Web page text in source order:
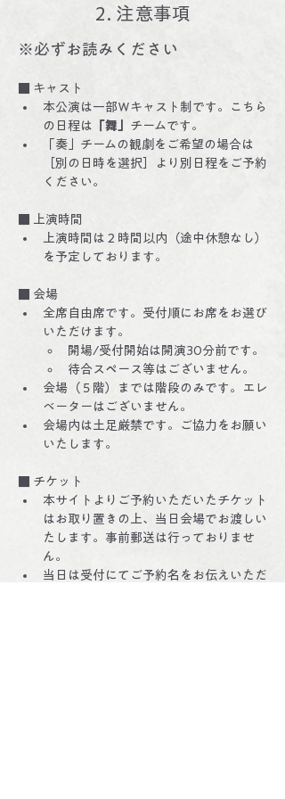
2. 注意事項
※必ずお読みください
■ キャスト
本公演は一部Ｗキャスト制です。こちら
の日程は 「舞」 チームです。
「奏」チームの観劇をご希望の場合は
［別の日時を選択］より別日程をご予約
ください。
■ 上演時間
上演時間は２時間以内（途中休憩なし）
を予定しております。
■ 会場
全席自由席です。受付順にお席をお選び
いただけます。
開場/受付開始は開演30分前です。
待合スペース等はございません。
会場（５階）までは階段のみです。エレ
ベーターはございません。
会場内は土足厳禁です。ご協力をお願い
いたします。
■ チケット
本サイトよりご予約いただいたチケット
はお取り置きの上、当日会場でお渡しい
たします。事前郵送は行っておりませ
ん。
当日は受付にてご予約名をお伝えいただ